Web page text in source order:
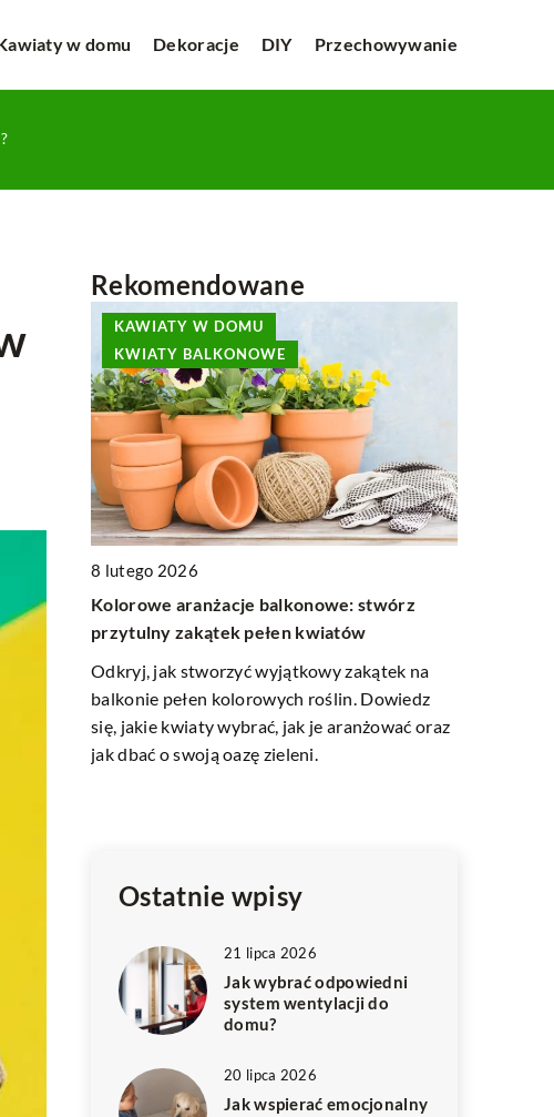
w domu Dekoracje DIY Przechowywanie
Rekomendowane
w
i
KAWIATY W DOMU
KWIATY BALKONOWE
8 lutego 2026
Kolorowe aranżacje balkonowe: stwórz
przytulny zakątek pełen kwiatów
Odkryj, jak stworzyć wyjątkowy zakątek na
balkonie pełen kolorowych roślin. Dowiedz
się, jakie kwiaty wybrać, jak je aranżować oraz
jak dbać o swoją oazę zieleni.
Ostatnie wpisy
21 lipca 2026
Jak wybrać odpowiedni
system wentylacji do
domu?
20 lipca 2026
Jak wspierać emocjonalny